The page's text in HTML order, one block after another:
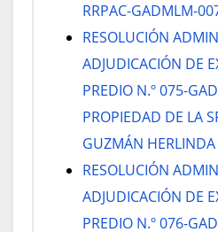
RRPAC-GADMLM-
RESOLUCIÓN
ADJUDICACIÓN DE
PREDIO N.º 075-
PROPIEDAD DE LA
GUZMÁN HERLINDA
RESOLUCIÓN
ADJUDICACIÓN DE
PREDIO N.º 076-